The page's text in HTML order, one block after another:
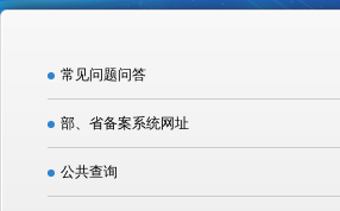
常见问题问答
部、省备案系统网址
公共查询